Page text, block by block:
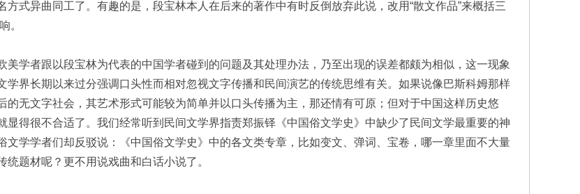
方式异曲同工了。有趣的是，段宝林本人在后来的著作中有时反倒放弃此说，改用“散文作品”来概括三
。
美学者跟以段宝林为代表的中国学者碰到的问题及其处理办法，乃至出现的误差都颇为相似，这一现象
学界长期以来过分强调口头性而相对忽视文字传播和民间演艺的传统思维有关。如果说像巴斯科姆那样
的无文字社会，其艺术形式可能较为简单并以口头传播为主，那还情有可原；但对于中国这样历史悠
显得很不合适了。我们经常听到民间文学界指责郑振铎《中国俗文学史》中缺少了民间文学最重要的神
文学学者们却反驳说：《中国俗文学史》中的各文类专章，比如变文、弹词、宝卷，哪一章里面不大量
题材呢？更不用说戏曲和白话小说了。